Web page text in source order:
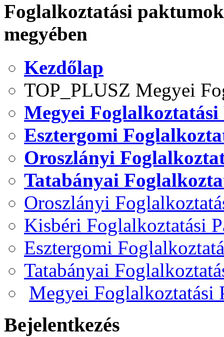
Foglalkoztatási
megyében
Kezdőlap
TOP_PLUSZ Megyei
Megyei
Esztergomi
Oroszlányi
Tatabányai
Oroszlányi
Kisbéri Foglalkoztatási
Esztergomi
Tatabányai
Megyei Foglalkoztatási
Bejelentkezés